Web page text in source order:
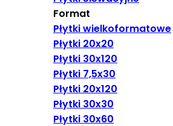
Format
Płytki wielkoformatowe
Płytki 20x20
Płytki 30x120
Płytki 7,5x30
Płytki 20x120
Płytki 30x30
Płytki 30x60